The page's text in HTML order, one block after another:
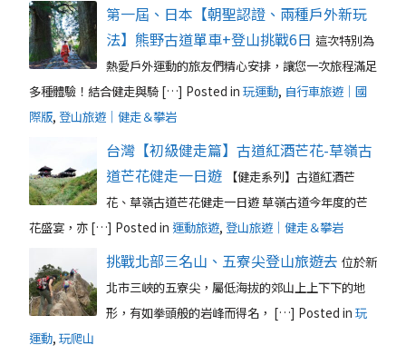
第一屆、日本【朝聖認證、兩種戶外新玩
法】熊野古道單車+登山挑戰6日 這次特別為
熱愛戶外運動的旅友們精心安排，讓您一次旅程滿足
多種體驗！結合健走與騎 […] Posted in 玩運動, 自行車旅遊｜國
際版, 登山旅遊｜健走＆攀岩
台灣【初級健走篇】古道紅酒芒花-草嶺古
道芒花健走一日遊
【健走系列】古道紅酒芒
花、草嶺古道芒花健走一日遊 草嶺古道今年度的芒
花盛宴，亦 […] Posted in 運動旅遊, 登山旅遊｜健走＆攀岩
挑戰北部三名山、五寮尖登山旅遊去 位於新
北市三峽的五寮尖，屬低海拔的郊山上上下下的地
形，有如拳頭般的岩峰而得名， […] Posted in 玩
運動, 玩爬山